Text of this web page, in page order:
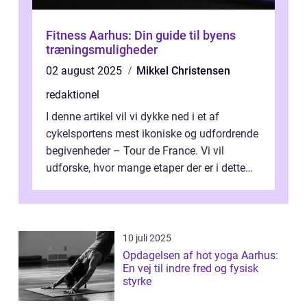
Fitness Aarhus: Din guide til byens
træningsmuligheder
02 august 2025
Mikkel Christensen
redaktionel
I denne artikel vil vi dykke ned i et af
cykelsportens mest ikoniske og udfordrende
begivenheder – Tour de France. Vi vil
udforske, hvor mange etaper der er i dette
10 juli 2025
Opdagelsen af hot yoga Aarhus:
En vej til indre fred og fysisk
styrke